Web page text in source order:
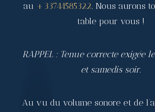
au +33744585322. Nous aurons
table pour vous !
RAPPEL : Tenue correcte exigée
et samedis soir.
Au vu du volume sonore et de